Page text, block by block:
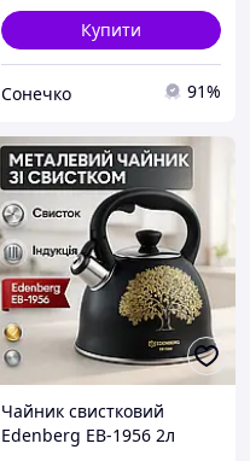
Купити
Сонечко 91%
Чайник свистковий
Edenberg EB-1956 2л